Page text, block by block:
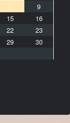
8
9
15
16
22
23
29
30